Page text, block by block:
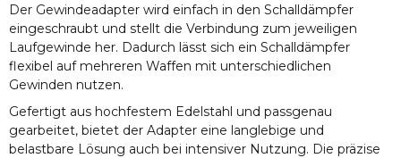
Der Gewindeadapter wird einfach in den Schalldämpfer
eingeschraubt und stellt die Verbindung zum jeweiligen
Laufgewinde her. Dadurch lässt sich ein Schalldämpfer
flexibel auf mehreren Waffen mit unterschiedlichen
Gewinden nutzen.
Gefertigt aus hochfestem Edelstahl und passgenau
gearbeitet, bietet der Adapter eine langlebige und
belastbare Lösung auch bei intensiver Nutzung. Die präzise